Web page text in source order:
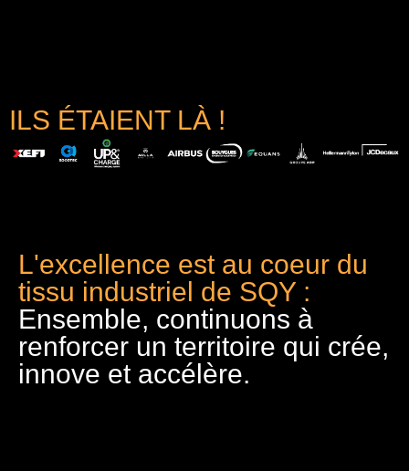
ILS ÉTAIENT LÀ !
L'excellence est au coeur du
tissu industriel de SQY :
Ensemble, continuons à
renforcer un territoire qui crée,
innove et accélère.